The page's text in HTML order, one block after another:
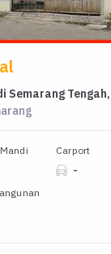
Carport
-